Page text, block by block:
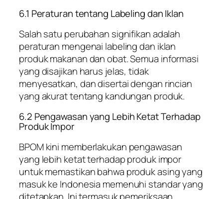
6.1 Peraturan tentang Labeling dan Iklan
Salah satu perubahan signifikan adalah
peraturan mengenai labeling dan iklan
produk makanan dan obat. Semua informasi
yang disajikan harus jelas, tidak
menyesatkan, dan disertai dengan rincian
yang akurat tentang kandungan produk.
6.2 Pengawasan yang Lebih Ketat Terhadap
Produk Impor
BPOM kini memberlakukan pengawasan
yang lebih ketat terhadap produk impor
untuk memastikan bahwa produk asing yang
masuk ke Indonesia memenuhi standar yang
ditetapkan. Ini termasuk pemeriksaan